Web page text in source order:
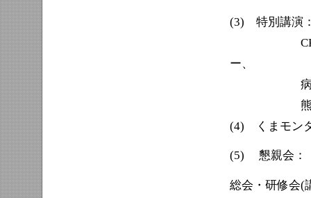
(3) 特別講演
CKDの病
ー、
病態生
熊本大学
(4) くまモン
(5) 懇親会：
総会・研修会(